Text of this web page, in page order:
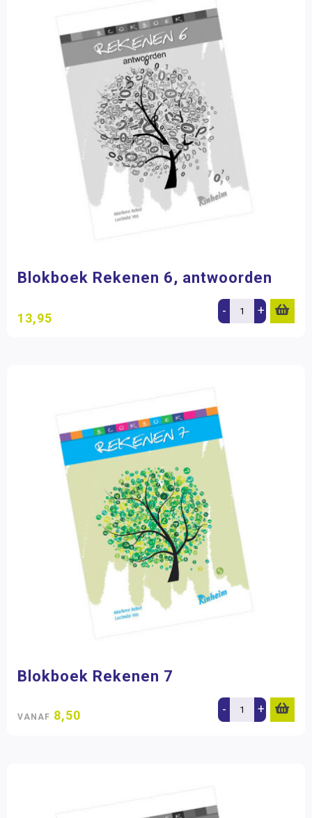
Blokboek Rekenen 6, antwoorden
13,95 - +
Blokboek Rekenen 7
VANAF 8,50 - +